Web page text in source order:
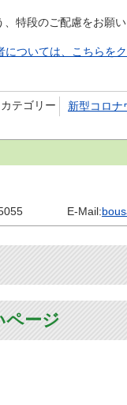
特段のご配慮をお願い
ついては、こちらを
カテゴリー 新型コロナ
E-Mail:
ページ